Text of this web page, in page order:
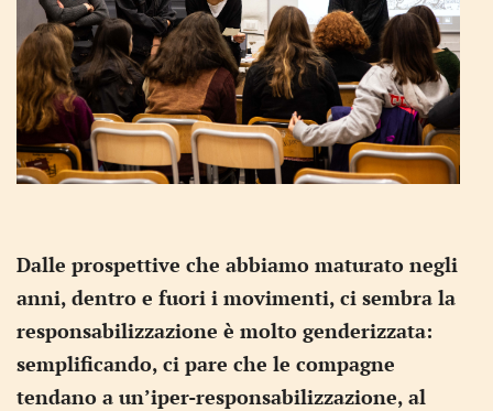
Dalle prospettive che abbiamo maturato negli
anni, dentro e fuori i movimenti, ci sembra la
responsabilizzazione è molto genderizzata:
semplificando, ci pare che le compagne
tendano a un’iper-responsabilizzazione, al